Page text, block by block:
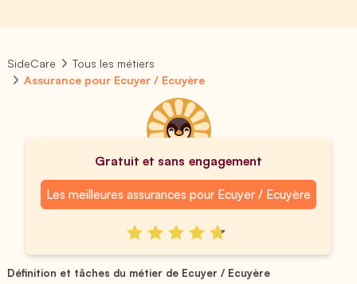
SideCare
Tous les métiers
Assurance pour Ecuyer / Ecuyère
Gratuit et sans engagement
Les meilleures assurances pour Ecuyer / Ecuyère
Définition et tâches du métier de Ecuyer / Ecuyère